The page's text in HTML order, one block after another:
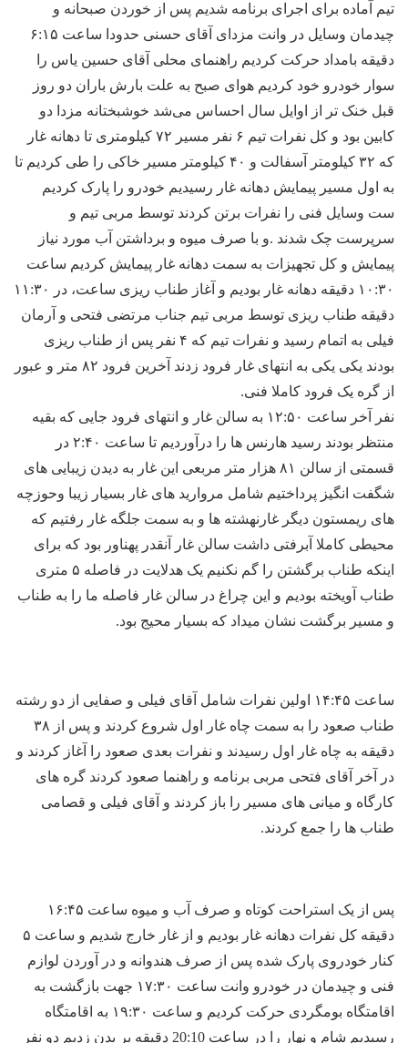
تیم آماده برای اجرای برنامه شدیم پس از خوردن صبحانه و
چیدمان وسایل در وانت مزدای آقای حسنی حدودا ساعت ۶:۱۵
دقیقه بامداد حرکت کردیم راهنمای محلی آقای حسین یاس را
سوار خودرو خود کردیم هوای صبح به علت بارش باران دو روز
قبل خنک تر از اوایل سال احساس می‌شد خوشبختانه مزدا دو
کابین بود و کل نفرات تیم ۶ نفر مسیر ۷۲ کیلومتری تا دهانه غار
که ۳۲ کیلومتر آسفالت و ۴۰ کیلومتر مسیر خاکی را طی کردیم تا
به اول مسیر پیمایش دهانه غار رسیدیم خودرو را پارک کردیم
ست وسایل فنی را نفرات برتن کردند توسط مربی تیم و
سرپرست چک شدند .و با صرف میوه و برداشتن آب مورد نیاز
پیمایش و کل تجهیزات به سمت دهانه غار پیمایش کردیم ساعت
۱۰:۳۰ دقیقه دهانه غار بودیم و آغاز طناب ریزی ساعت، در ۱۱:۳۰
دقیقه طناب ریزی توسط مربی تیم جناب مرتضی فتحی و آرمان
فیلی به اتمام رسید و نفرات تیم که ۴ نفر پس از طناب ریزی
بودند یکی یکی به انتهای غار فرود زدند آخرین فرود ۸۲ متر و عبور
از گره یک فرود کاملا فنی.
نفر آخر ساعت ۱۲:۵۰ به سالن غار و انتهای فرود جایی که بقیه
منتظر بودند رسید هارنس ها را درآوردیم تا ساعت ۲:۴۰ در
قسمتی از سالن ۸۱ هزار متر مربعی این غار به دیدن زیبایی های
شگفت انگیز پرداختیم شامل مروارید های غار بسیار زیبا وحوزچه
های ریمستون دیگر غارنهشته ها و به سمت جلگه غار رفتیم که
محیطی کاملا آبرفتی داشت سالن غار آنقدر پهناور بود که برای
اینکه طناب برگشتن را گم نکنیم یک هدلایت در فاصله ۵ متری
طناب آویخته بودیم و این چراغ در سالن غار فاصله ما را به طناب
و مسیر برگشت نشان میداد که بسیار محیج بود.
ساعت ۱۴:۴۵ اولین نفرات شامل آقای فیلی و صفایی از دو رشته
طناب صعود را به سمت چاه غار اول شروع کردند و پس از ۳۸
دقیقه به چاه غار اول رسیدند و نفرات بعدی صعود را آغاز کردند و
در آخر آقای فتحی مربی برنامه و راهنما صعود کردند گره های
کارگاه و میانی های مسیر را باز کردند و آقای فیلی و قصامی
طناب ها را جمع کردند.
پس از یک استراحت کوتاه و صرف آب و میوه ساعت ۱۶:۴۵
دقیقه کل نفرات دهانه غار بودیم و از غار خارج شدیم و ساعت ۵
کنار خودروی پارک شده پس از صرف هندوانه و در آوردن لوازم
فنی و چیدمان در خودرو وانت ساعت ۱۷:۳۰ جهت بازگشت به
اقامتگاه بومگردی حرکت کردیم و ساعت ۱۹:۳۰ به اقامتگاه
رسیدیم شام و نهار را در ساعت 20:10 دقیقه بر بدن زدیم دو نفر